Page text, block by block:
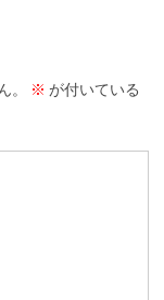
。 ※ が付いている